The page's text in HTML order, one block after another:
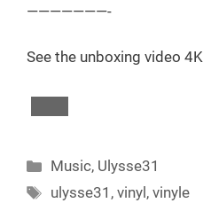
———————-
See the unboxing video 4K
Categories
Music, Ulysse31
Tags
ulysse31 ,vinyl ,vinyle